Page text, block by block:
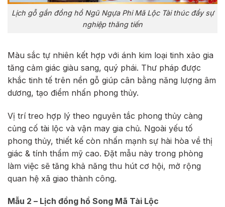
Lịch gỗ gắn đồng hồ Ngũ Ngựa Phi Mã Lộc Tài thúc đẩy sự
nghiệp thăng tiến
Màu sắc tự nhiên kết hợp với ánh kim loại tinh xảo gia
tăng cảm giác giàu sang, quý phái. Thư pháp được
khắc tinh tế trên nền gỗ giúp cân bằng năng lượng âm
dương, tạo điểm nhấn phong thủy.
Vị trí treo hợp lý theo nguyên tắc phong thủy càng
củng cố tài lộc và vận may gia chủ. Ngoài yếu tố
phong thủy, thiết kế còn nhấn mạnh sự hài hòa về thị
giác & tính thẩm mỹ cao. Đặt mẫu này trong phòng
làm việc sẽ tăng khả năng thu hút cơ hội, mở rộng
quan hệ xã giao thành công.
Mẫu 2 – Lịch đồng hồ Song Mã Tài Lộc